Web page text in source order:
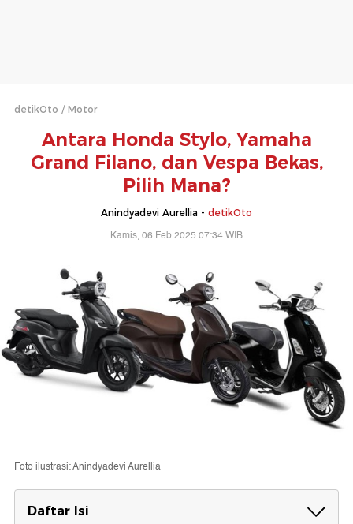
detikOto Motor
Antara Honda Stylo, Yamaha
Grand Filano, dan Vespa Bekas,
Pilih Mana?
Anindyadevi Aurellia - detikOto
Kamis, 06 Feb 2025 07:34 WIB
Foto ilustrasi: Anindyadevi Aurellia
Daftar Isi